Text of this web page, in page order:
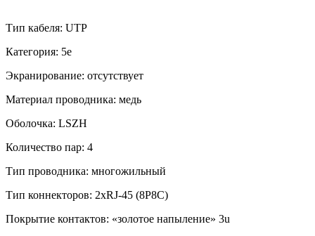
Тип кабеля: UTP
Категория: 5е
Экранирование: отсутствует
Материал проводника: медь
Оболочка: LSZH
Количество пар: 4
Тип проводника: многожильный
Тип коннекторов: 2xRJ-45 (8P8C)
Покрытие контактов: «золотое напыление» 3u